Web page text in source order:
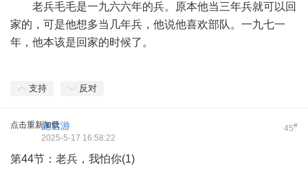
老兵毛毛是一九六六年的兵。原本他当三年兵就可以回
家的，可是他想多当几年兵，他说他喜欢部队。一九七一
年，他本该是回家的时候了。
支持 反对
点击重新加载 45#
施世游
2025-5-17 16:58:22
第44节：老兵，我怕你(1)